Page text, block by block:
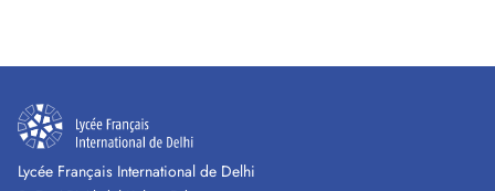
Lycée Français International de Delhi